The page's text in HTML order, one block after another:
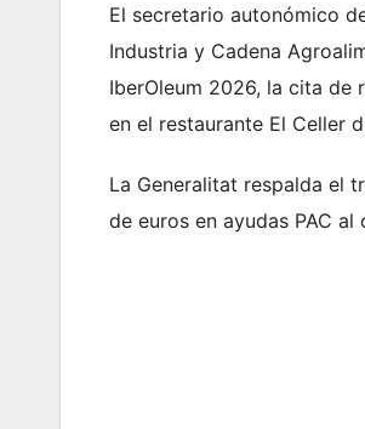
El secretario autonómico
Industria y Cadena
IberOleum 2026, la cita de
en el restaurante El Celler
La Generalitat respalda el
de euros en ayudas PAC